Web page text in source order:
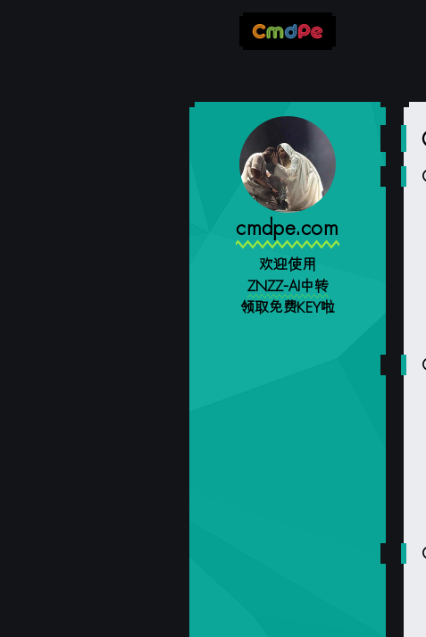
cmdpe.com
欢迎使用
ZNZZ-AI中转
领取免费KEY啦